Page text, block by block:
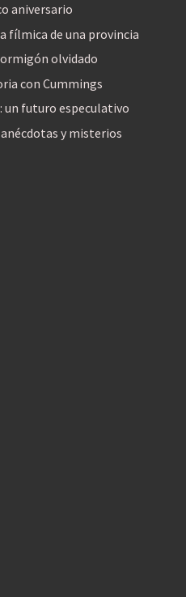
aniversario
fílmica de una provincia
olvidado
con Cummings
un futuro especulativo
y misterios